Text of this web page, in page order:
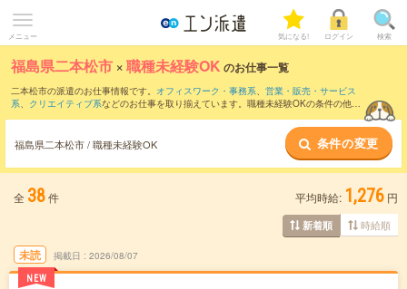
メニュー 気になる! ログイン 検索
福島県二本松市 ×職種未経験OK のお仕事一覧
二本松市の派遣のお仕事情報です。 オフィスワーク・事務系、 営業・販売・サービス
系、 クリエイティブ系などのお仕事を取り揃えています。職種未経験OKの条件の他
福島県二本松市 / 職種未経験OK 条件の変更
全 38件 平均時給: 1,276 円
新着順 時給順
未読
NEW
掲載日 2026/08/07